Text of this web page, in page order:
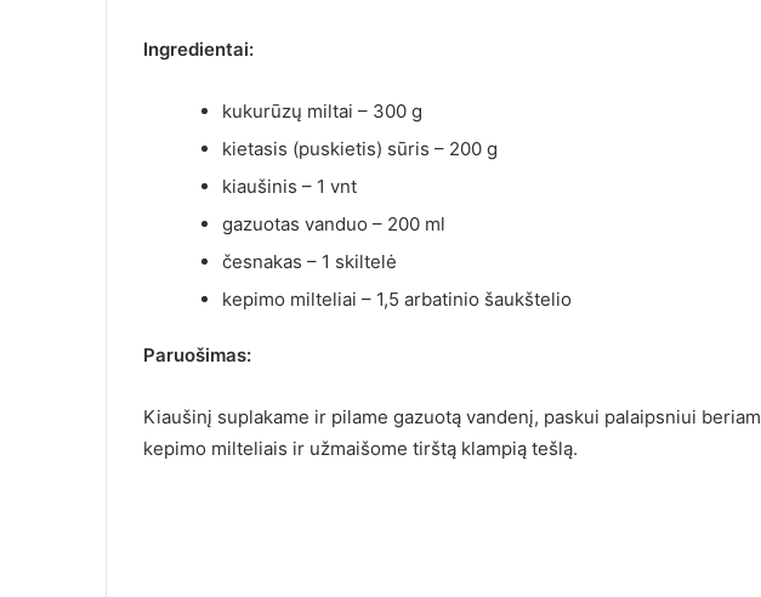
Ingredientai:
kukurūzų miltai – 300 g
kietasis (puskietis) sūris – 200 g
kiaušinis – 1 vnt
gazuotas vanduo – 200 ml
česnakas – 1 skiltelė
kepimo milteliai – 1,5 arbatinio šaukštelio
Paruošimas:
Kiaušinį suplakame ir pilame gazuotą vandenį, paskui palaipsniui
kepimo milteliais ir užmaišome tirštą klampią tešlą.
Ilgai susirašinėjau su